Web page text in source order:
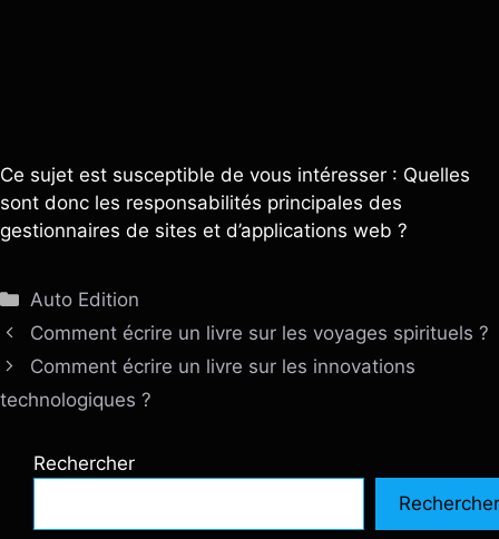
Ce sujet est susceptible de vous intéresser : Quelles
sont donc les responsabilités principales des
gestionnaires de sites et d’applications web ?
Catégories
Auto Edition
Comment écrire un livre sur les voyages spirituels ?
Comment écrire un livre sur les innovations
technologiques ?
Rechercher
Rechercher